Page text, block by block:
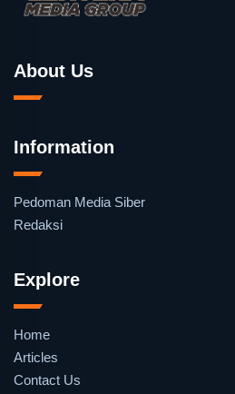
About Us
Information
Pedoman Media Siber
Redaksi
Explore
Home
Articles
Contact Us